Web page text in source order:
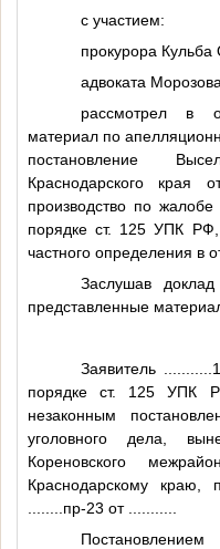
с участием:
прокурора Кульба
адвоката
рассмотрел в
материал по
постановление
Краснодарского края
производство по жалобе
порядке ст. 125 УПК
частного определения в
Заслушав
представленные
Заявитель
порядке ст. 125 УПК
незаконным
уголовного дела,
Кореновского
Краснодарскому
пр-23 от
Постановлением